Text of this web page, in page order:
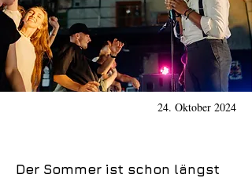
24. Oktober 2024
Der Sommer ist schon längst